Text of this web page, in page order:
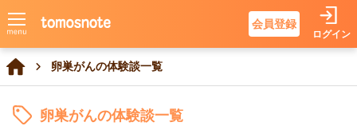
会員登録
ログイン
卵巣がんの体験談一覧
卵巣がんの体験談一覧